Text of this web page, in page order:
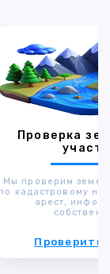
Проверка
Мы проверим
по кадастровому
арест,
Проверить